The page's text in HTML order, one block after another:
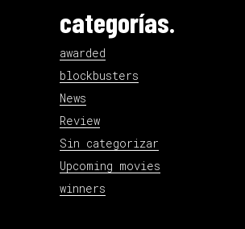
categorías.
awarded
blockbusters
News
Review
Sin categorizar
Upcoming movies
winners